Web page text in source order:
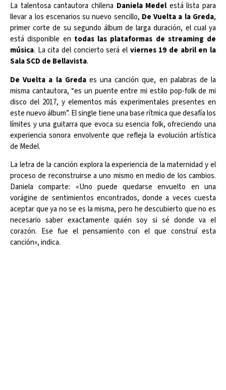
La talentosa cantautora chilena Daniela Medel está lista para
llevar a los escenarios su nuevo sencillo, De Vuelta a la Greda,
primer corte de su segundo álbum de larga duración, el cual ya
está disponible en todas las plataformas de streaming de
música. La cita del concierto será el viernes 19 de abril en la
Sala SCD de Bellavista.
De Vuelta a la Gredaes una canción que, en palabras de la
misma cantautora, “es un puente entre mi estilo pop-folk de mi
disco del 2017, y elementos más experimentales presentes en
este nuevo álbum”. El single tiene una base rítmica que desafía los
límites y una guitarra que evoca su esencia folk, ofreciendo una
experiencia sonora envolvente que refleja la evolución artística
de Medel.
La letra de la canción explora la experiencia de la maternidad y el
proceso de reconstruirse a uno mismo en medio de los cambios.
Daniela comparte: «Uno puede quedarse envuelto en una
vorágine de sentimientos encontrados, donde a veces cuesta
aceptar que ya no se es la misma, pero he descubierto que no es
necesario saber exactamente quién soy si sé donde va el
corazón. Ese fue el pensamiento con el que construí esta
canción», indica.